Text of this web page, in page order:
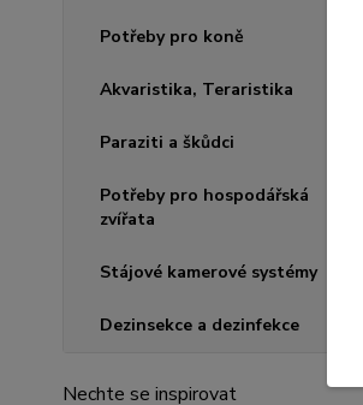
Potřeby pro koně
Akvaristika, Teraristika
Paraziti a škůdci
Potřeby pro hospodářská
zvířata
Stájové kamerové systémy
Dezinsekce a dezinfekce
Nechte se inspirovat